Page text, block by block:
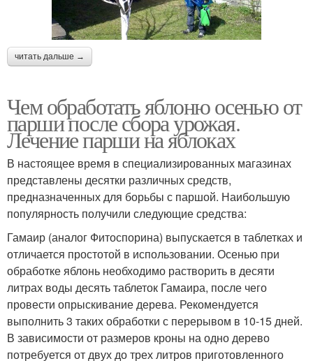
читать дальше →
Чем обработать яблоню осенью от
парши после сбора урожая.
Лечение парши на яблоках
В настоящее время в специализированных магазинах
представлены десятки различных средств,
предназначенных для борьбы с паршой. Наибольшую
популярность получили следующие средства:
Гамаир (аналог Фитоспорина) выпускается в таблетках и
отличается простотой в использовании. Осенью при
обработке яблонь необходимо растворить в десяти
литрах воды десять таблеток Гамаира, после чего
провести опрыскивание дерева. Рекомендуется
выполнить 3 таких обработки с перерывом в 10-15 дней.
В зависимости от размеров кроны на одно дерево
потребуется от двух до трех литров приготовленного